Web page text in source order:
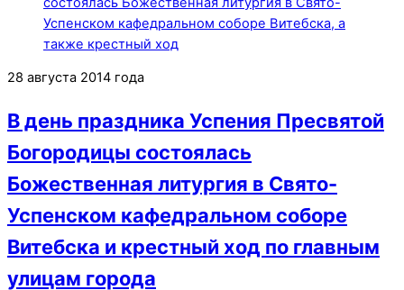
28 августа 2014 года
В день праздника Успения Пресвятой
Богородицы состоялась
Божественная литургия в Свято-
Успенском кафедральном соборе
Витебска и крестный ход по главным
улицам города